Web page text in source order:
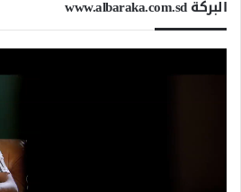
البركة www.albaraka.com.sd